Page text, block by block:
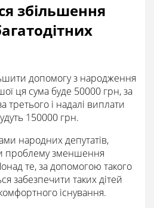
збільшення
допомогу з народження
ця сума буде 50000 грн, за
третього і надалі виплати
150000 грн.
народних депутатів,
проблему зменшення
те, за допомогою такого
забезпечити таких дітей
існування.